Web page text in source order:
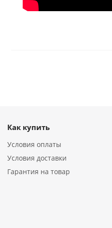
Как купить
Условия оплаты
Условия доставки
Гарантия на товар